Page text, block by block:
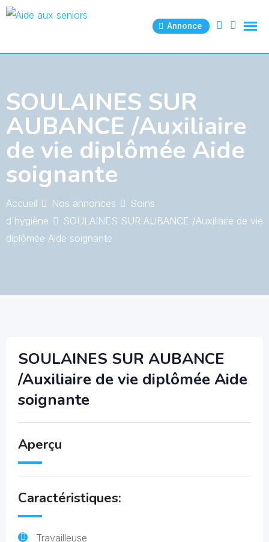
Skip
Annonce
SOULAINES SUR
AUBANCE /Auxiliaire
de vie diplômée Aide
soignante
Accueil Nos annonces
Soins
d'hygiène
SOULAINES SUR AUBANCE /Auxiliaire de vie
diplômée Aide soignante
SOULAINES SUR AUBANCE
/Auxiliaire de vie diplômée Aide
soignante
Aperçu
Caractéristiques:
Travailleuse